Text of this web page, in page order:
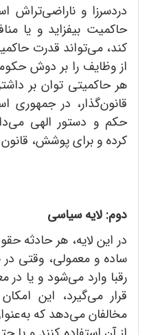
دردسرزا و ناراضی‌تراش
حاکمیت بیفزاید و یا
کند، می‌تواند قدرت
از وظایف را بر دوش
هر حاکمیتی توان بر
قانون‌گذار، در
حکم و دستور الهی
کرده و برای پوشش،
دوم: لایه سیاسی
در این لایه، هر حادثه
ساده و معمولی، وقتی
رقبا وارد می‌شود و یا
قرار می‌گیرد، این
مخالفان می‌دهد که